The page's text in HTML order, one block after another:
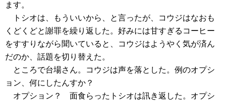
ます。
トシオは、もういいから、と言ったが、コウジはなおも
くどくどと謝罪を繰り返した。好みには甘すぎるコーヒー
をすすりながら聞いていると、コウジはようやく気が済ん
だのか、話題を切り替えた。
ところで台場さん。コウジは声を落とした。例のオプシ
ョン、何にしたんすか？
オプション？ 面食らったトシオは訊き返した。オプシ